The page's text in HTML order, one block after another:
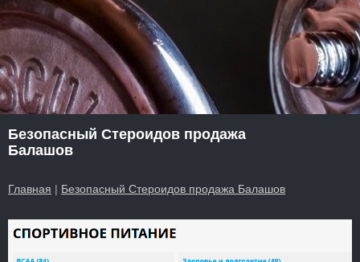
Безопасный Стероидов продажа
Балашов
Главная | Безопасный Стероидов продажа Балашов